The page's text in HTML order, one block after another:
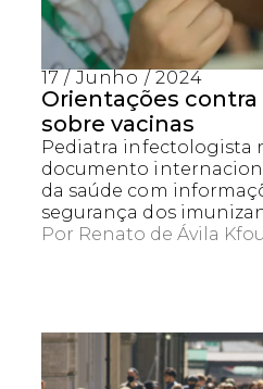
17 / Junho / 2024
Orientações
sobre vacinas
Pediatra infectologista
documento
da saúde com
segurança dos
Por Renato de Ávila